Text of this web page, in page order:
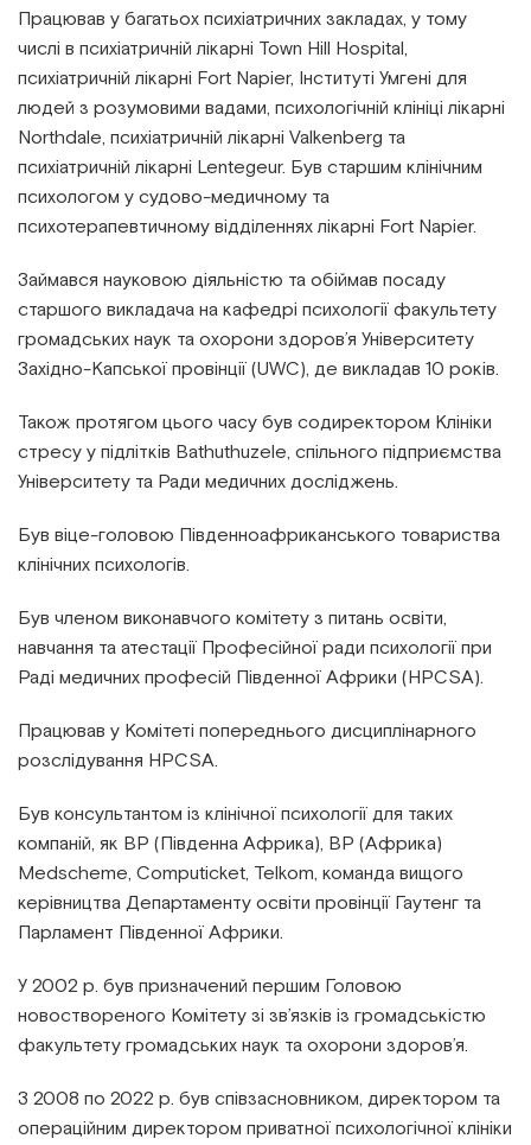
Працював у багатьох психіатричних закладах, у тому
числі в психіатричній лікарні Town Hill Hospital,
психіатричній лікарні Fort Napier, Інституті Умгені для
людей з розумовими вадами, психологічній клініці лікарні
Northdale, психіатричній лікарні Valkenberg та
психіатричній лікарні Lentegeur. Був старшим клінічним
психологом у судово-медичному та
психотерапевтичному відділеннях лікарні Fort Napier.
Займався науковою діяльністю та обіймав посаду
старшого викладача на кафедрі психології факультету
громадських наук та охорони здоров’я Університету
Західно-Капської провінції (UWC), де викладав 10 років.
Також протягом цього часу був содиректором Клініки
стресу у підлітків Bathuthuzele, спільного підприємства
Університету та Ради медичних досліджень.
Був віце-головою Південноафриканського товариства
клінічних психологів.
Був членом виконавчого комітету з питань освіти,
навчання та атестації Професійної ради психології при
Раді медичних професій Південної Африки (HPCSA).
Працював у Комітеті попереднього дисциплінарного
розслідування HPCSA.
Був консультантом із клінічної психології для таких
компаній, як BP (Південна Африка), BP (Африка)
Medscheme, Computicket, Telkom, команда вищого
керівництва Департаменту освіти провінції Гаутенг та
Парламент Південної Африки.
У 2002 р. був призначений першим Головою
новоствореного Комітету зі зв’язків із громадськістю
факультету громадських наук та охорони здоров’я.
З 2008 по 2022 р. був співзасновником, директором та
операційним директором приватної психологічної клініки